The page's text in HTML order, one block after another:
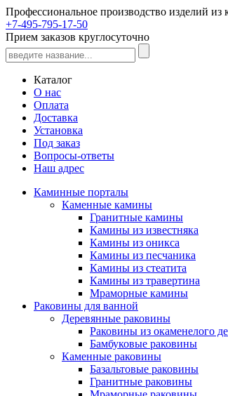
Профессиональное производство изделий из
+7-495-795-17-50
Прием заказов круглосуточно
Каталог
О нас
Оплата
Доставка
Установка
Под заказ
Вопросы-ответы
Наш адрес
Каминные порталы
Каменные камины
Гранитные камины
Камины из известняка
Камины из оникса
Камины из песчаника
Камины из стеатита
Камины из травертина
Мраморные камины
Раковины для ванной
Деревянные раковины
Раковины из окаменелого
Бамбуковые раковины
Каменные раковины
Базальтовые раковины
Гранитные раковины